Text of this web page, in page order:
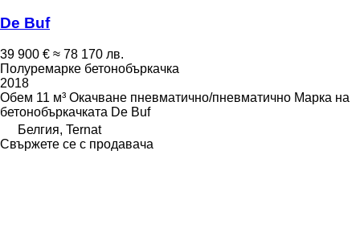
De Buf
39 900 € ≈ 78 170 лв.
Полуремарке бетонобъркачка
2018
Обем 11 м³ Окачване пневматично/пневматично Марка на
бетонобъркачката De Buf
Белгия, Ternat
Свържете се с продавача